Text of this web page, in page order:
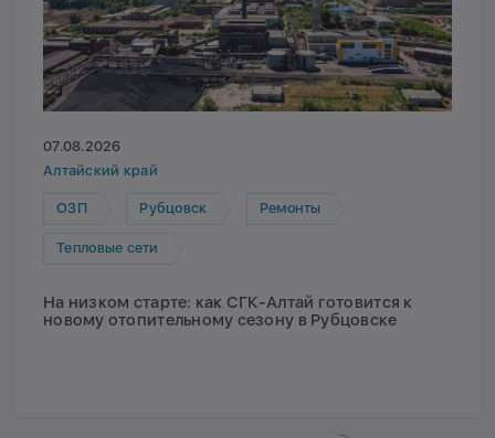
07.08.2026
Алтайский край
ОЗП Рубцовск Ремонты
Тепловые сети
На низком старте: как СГК-Алтай готовится к
новому отопительному сезону в Рубцовске